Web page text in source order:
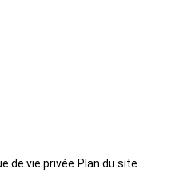
de vie privée Plan du site